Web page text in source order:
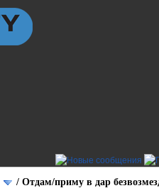
/ Отдам/приму в дар